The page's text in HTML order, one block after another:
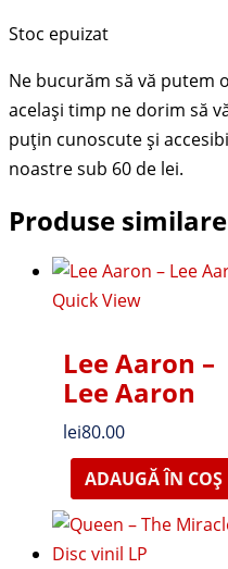
Stoc epuizat
Produse similare
Quick View
Lee Aaron –
Lee Aaron
lei80.00
ADAUGĂ ÎN COȘ